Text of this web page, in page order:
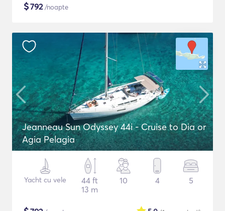
$792/noapte
Jeanneau Sun Odyssey 44i - Cruise to Dia or
Agia Pelagia
Yacht cu vele
44 ft
13 m
10 4 5